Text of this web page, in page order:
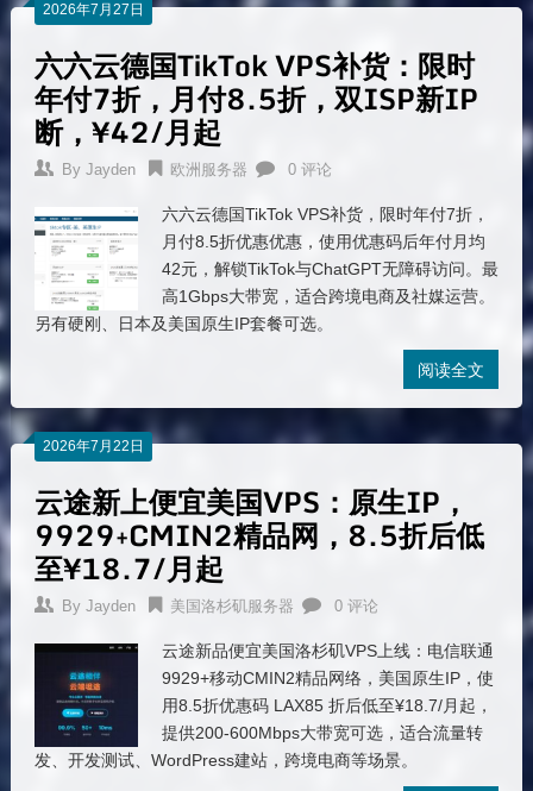
2026年7月27日
六六云德国TikTok VPS补货：限时
年付7折，月付8.5折，双ISP新IP
断，¥42/月起
By Jayden 欧洲服务器 0 评论
六六云德国TikTok VPS补货，限时年付7折，
月付8.5折优惠优惠，使用优惠码后年付月均
42元，解锁TikTok与ChatGPT无障碍访问。最
高1Gbps大带宽，适合跨境电商及社媒运营。
另有硬刚、日本及美国原生IP套餐可选。
阅读全文
2026年7月22日
云途新上便宜美国VPS：原生IP，
9929+CMIN2精品网，8.5折后低
至¥18.7/月起
By Jayden 美国洛杉矶服务器 0 评论
云途新品便宜美国洛杉矶VPS上线：电信联通
9929+移动CMIN2精品网络，美国原生IP，使
用8.5折优惠码 LAX85 折后低至¥18.7/月起，
提供200-600Mbps大带宽可选，适合流量转
发、开发测试、WordPress建站，跨境电商等场景。